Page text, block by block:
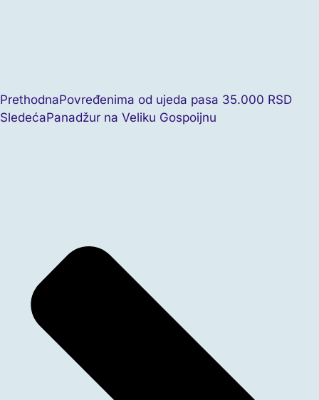
PrethodnaPovređenima od ujeda pasa 35.000 RSD
SledećaPanadžur na Veliku Gospoijnu